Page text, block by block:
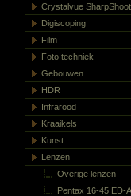
Crystalvue
Digiscoping
Film
Foto techniek
Gebouwen
HDR
Infrarood
Kraaikels
Kunst
Lenzen
Overige lenzen
Pentax 16-45 ED-